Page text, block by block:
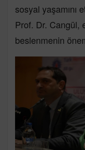
sosyal yaşamını
Prof. Dr. Cangül,
beslenmenin